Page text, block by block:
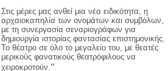
Στις μέρες μας ανθεί μια νέα ειδικότητα, η
αρχαιοκαπηλία των ονομάτων και συμβόλων,
με τη συνεργασία σεναριογράφων για
δημιουργία ιστορίας φαντασίας επιστημονικής.
Το θέατρο σε όλο το μεγαλείο του, με θεατές
μερικούς φανατικούς θεατρόφιλους να
χειροκροτούν.“